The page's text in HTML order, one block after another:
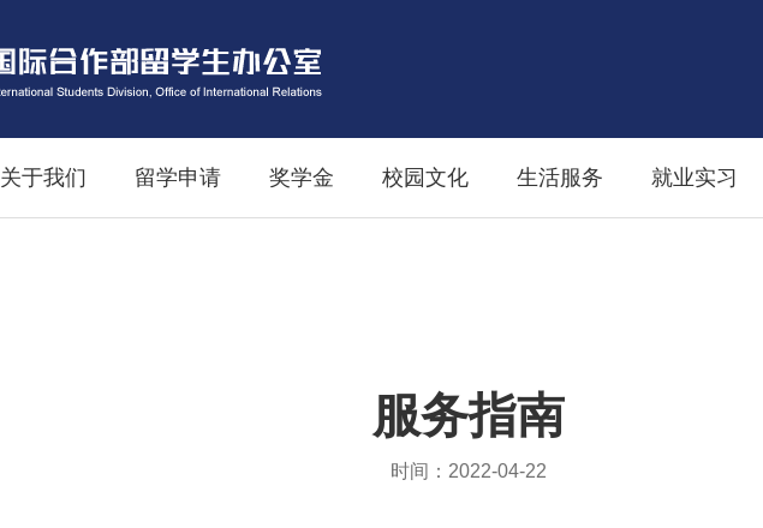
关于我们 留学申请 奖学金 校园文化 生活服务 就业实习
服务指南
时间：2022-04-22